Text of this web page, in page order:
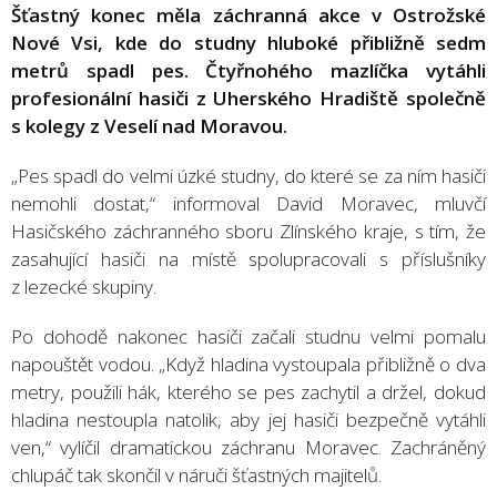
Šťastný konec měla záchranná akce v Ostrožské
Nové Vsi, kde do studny hluboké přibližně sedm
metrů spadl pes. Čtyřnohého mazlíčka vytáhli
profesionální hasiči z Uherského Hradiště společně
s kolegy z Veselí nad Moravou.
„Pes spadl do velmi úzké studny, do které se za ním hasiči
nemohli dostat,“ informoval David Moravec, mluvčí
Hasičského záchranného sboru Zlínského kraje, s tím, že
zasahující hasiči na místě spolupracovali s příslušníky
z lezecké skupiny.
Po dohodě nakonec hasiči začali studnu velmi pomalu
napouštět vodou. „Když hladina vystoupala přibližně o dva
metry, použili hák, kterého se pes zachytil a držel, dokud
hladina nestoupla natolik, aby jej hasiči bezpečně vytáhli
ven,“ vylíčil dramatickou záchranu Moravec. Zachráněný
chlupáč tak skončil v náruči šťastných majitelů.